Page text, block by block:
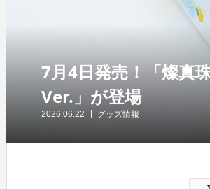
7月4日発売！「燦真
Ver.」が登場
2026.06.22 グッズ情報